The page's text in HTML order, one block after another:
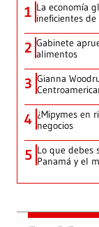
1 La economía
ineficientes
2 Gabinete
alimentos
3 Gianna
4 ¿Mipymes en
negocios
5 Lo que debes
Panamá y el